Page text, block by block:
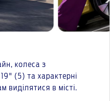
колеса з
(5) та характерні
виділятися в місті.